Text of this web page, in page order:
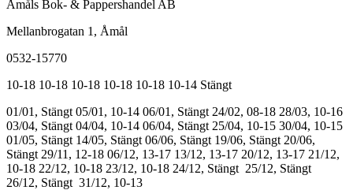
Åmåls Bok- & Pappershandel AB
Mellanbrogatan 1, Åmål
0532-15770
10-18 10-18 10-18 10-18 10-18 10-14 Stängt
01/01, Stängt 05/01, 10-14 06/01, Stängt 24/02, 08-18 28/03, 10-16
03/04, Stängt 04/04, 10-14 06/04, Stängt 25/04, 10-15 30/04, 10-15
01/05, Stängt 14/05, Stängt 06/06, Stängt 19/06, Stängt 20/06,
Stängt 29/11, 12-18 06/12, 13-17 13/12, 13-17 20/12, 13-17 21/12,
10-18 22/12, 10-18 23/12, 10-18 24/12, Stängt 25/12, Stängt
26/12, Stängt 31/12, 10-13